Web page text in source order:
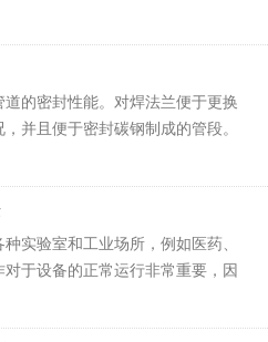
的密封性能。对焊法兰便于更换
并且便于密封碳钢制成的管段。
实验室和工业场所，例如医药、
于设备的正常运行非常重要，因